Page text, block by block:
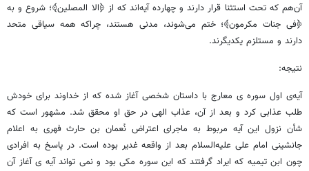
آن‌هم که تحت استثنا قرار دارند و چهارده آیه‌اند که از ﴿الا المصلین﴾؛ شروع و به
﴿فی جنات مکرمون﴾؛ ختم می‌شوند، مدنی هستند، چراکه همه سیاقی متحد
دارند و مستلزم یکدیگرند.
نتیجه:
آیه‌ی اول سوره ی معارج با داستان شخصی آغاز شده که از خداوند برای خودش
طلب عذابی کرد و بعد از آن، عذاب الهی در حق او محقق شد. مشهور است که
شأن نزول این آیه مربوط به ماجرای اعتراض نُعمان بن حارث فهری به اعلام
جانشینی امام علی علیه‌السلام بعد از واقعه غدیر بوده است. در پاسخ به افرادی
چون ابن تیمیه که ایراد گرفتند که این سوره مکی بود و نمی تواند آیه ی آغاز آن